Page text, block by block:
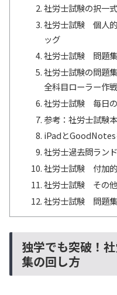
社労士試験の択一
社労士試験 個人
ッグ
社労士試験 問題
社労士試験の問題
全科目ローラー作戦
社労士試験 毎日
参考：社労士試験
iPadとGoodNotes
社労士過去問ラン
社労士試験 付加
社労士試験 その他
社労士試験 問題
独学でも突破！
集の回し方